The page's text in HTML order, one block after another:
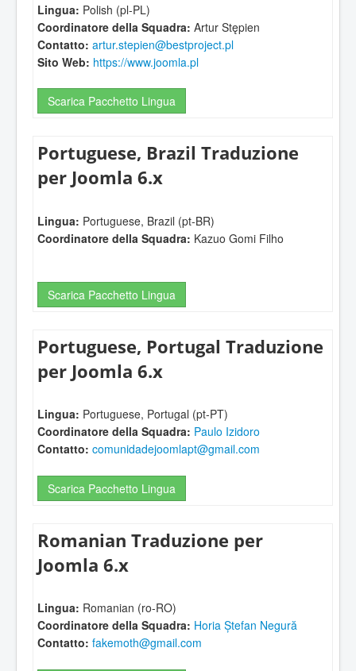
Lingua: Polish (pl-PL)
Coordinatore della Squadra: Artur Stępien
Contatto: artur.stepien@bestproject.pl
Sito Web: https://www.joomla.pl
Scarica Pacchetto Lingua
Portuguese, Brazil Traduzione
per Joomla 6.x
Lingua: Portuguese, Brazil (pt-BR)
Coordinatore della Squadra: Kazuo Gomi Filho
Scarica Pacchetto Lingua
Portuguese, Portugal Traduzione
per Joomla 6.x
Lingua: Portuguese, Portugal (pt-PT)
Coordinatore della Squadra: Paulo Izidoro
Contatto: comunidadejoomlapt@gmail.com
Scarica Pacchetto Lingua
Romanian Traduzione per
Joomla 6.x
Lingua: Romanian (ro-RO)
Coordinatore della Squadra: Horia Ștefan Negură
Contatto: fakemoth@gmail.com